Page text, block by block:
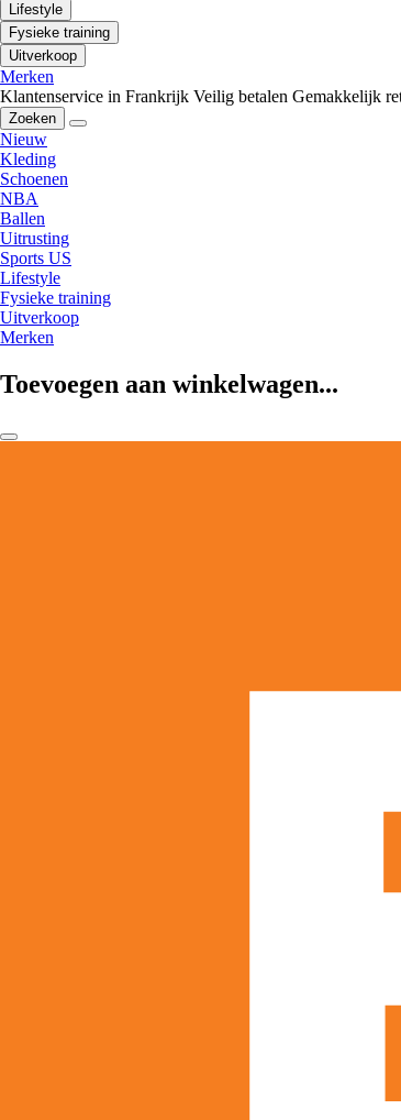
Lifestyle
Fysieke training
Uitverkoop
Merken
Klantenservice in Frankrijk Veilig betalen Gemakkelijk
Zoeken
Nieuw
Kleding
Schoenen
NBA
Ballen
Uitrusting
Sports US
Lifestyle
Fysieke training
Uitverkoop
Merken
Toevoegen aan winkelwagen...